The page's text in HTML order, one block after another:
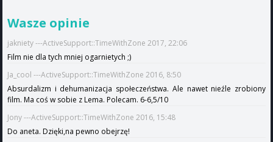
Wasze opinie
jakniety ---ActiveSupport::TimeWithZone 2017, 22:06
Film nie dla tych mniej ogarnietych ;)
Ja_cool ---ActiveSupport::TimeWithZone 2016, 8:50
Absurdalizm i dehumanizacja społeczeństwa. Ale nawet nieźle zrobiony
film. Ma coś w sobie z Lema. Polecam. 6-6,5/10
Jony ---ActiveSupport::TimeWithZone 2016, 15:48
Do aneta. Dzięki,na pewno obejrzę!